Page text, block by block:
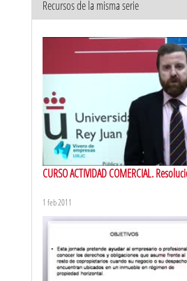
Recursos de la misma serie
CURSO ACTIVIDAD COMERCIAL.
1 feb 2011